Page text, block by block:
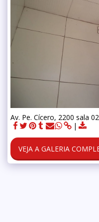
Av. Pe. Cícero, 2200 sala
VEJA A GALERIA